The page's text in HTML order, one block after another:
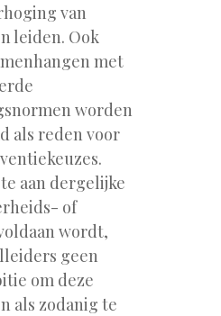
van
leiden. Ook
met
worden
als reden voor
aan dergelijke
of
wordt,
geen
om deze
als zodanig te